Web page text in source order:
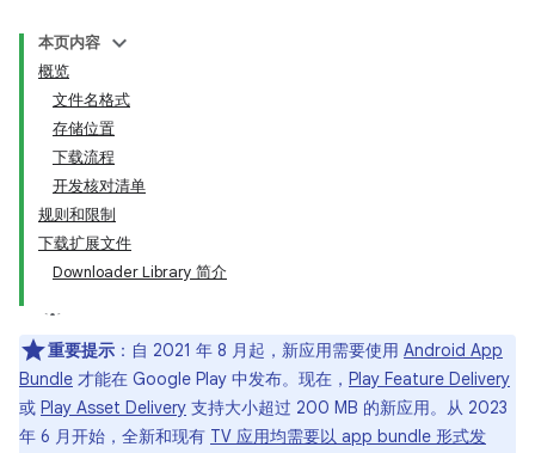
本页内容
概览
文件名格式
存储位置
下载流程
开发核对清单
规则和限制
下载扩展文件
Downloader Library 简介
重要提示 ：自 2021 年 8 月起，新应用需要使用 Android App
Bundle 才能在 Google Play 中发布。现在， Play Feature Delivery
或 Play Asset Delivery 支持大小超过 200 MB 的新应用。从 2023
年 6 月开始，全新和现有 TV 应用均需要以 app bundle 形式发